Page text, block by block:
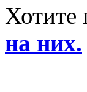
Хотите
на них.